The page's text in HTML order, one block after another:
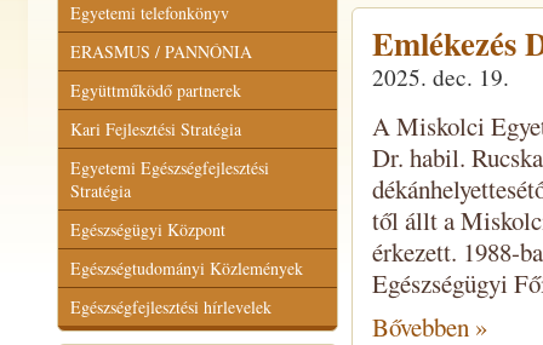
Egyetemi telefonkönyv
ERASMUS / PANNÓNIA
Együttműködő partnerek
Kari Fejlesztési Stratégia
Egyetemi Egészségfejlesztési
Stratégia
Egészségügyi Központ
Egészségtudományi Közlemények
Egészségfejlesztési hírlevelek
Emlékezés
2025. dec. 19.
A Miskolci
Dr. habil.
től állt a
érkezett. 1988-
Egészségügyi
Bővebben »